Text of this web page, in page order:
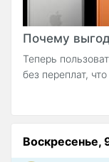
Почему
Теперь
без переплат,
Воскресенье,